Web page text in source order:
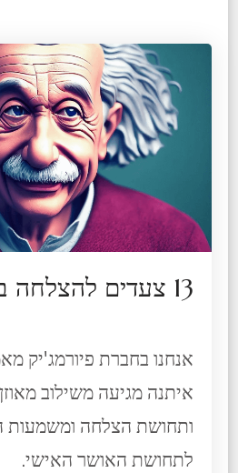
13 צעדים להצלחה בחיים
אנחנו בחברת פיורמג'יק
איתנה מגיעה משילוב
ותחושת הצלחה ומשמעות
לתחושת האושר האישי.